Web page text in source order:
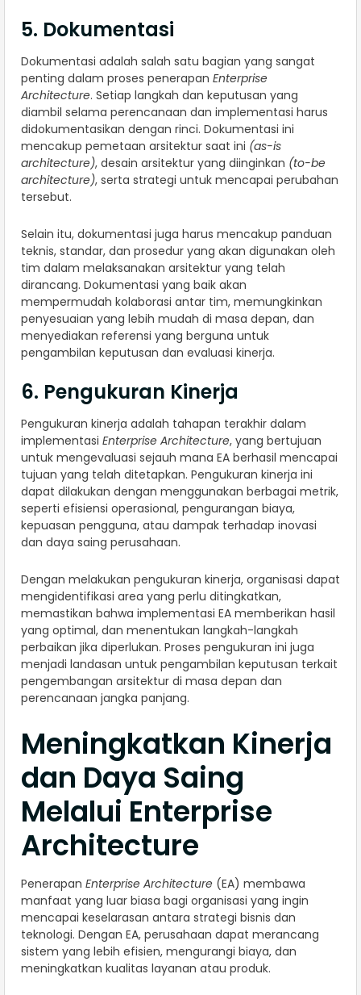
5. Dokumentasi
Dokumentasi adalah salah satu bagian yang sangat
penting dalam proses penerapan Enterprise
Architecture. Setiap langkah dan keputusan yang
diambil selama perencanaan dan implementasi harus
didokumentasikan dengan rinci. Dokumentasi ini
mencakup pemetaan arsitektur saat ini (as-is
architecture), desain arsitektur yang diinginkan (to-be
architecture), serta strategi untuk mencapai perubahan
tersebut.
Selain itu, dokumentasi juga harus mencakup panduan
teknis, standar, dan prosedur yang akan digunakan oleh
tim dalam melaksanakan arsitektur yang telah
dirancang. Dokumentasi yang baik akan
mempermudah kolaborasi antar tim, memungkinkan
penyesuaian yang lebih mudah di masa depan, dan
menyediakan referensi yang berguna untuk
pengambilan keputusan dan evaluasi kinerja.
6. Pengukuran Kinerja
Pengukuran kinerja adalah tahapan terakhir dalam
implementasi Enterprise Architecture, yang bertujuan
untuk mengevaluasi sejauh mana EA berhasil mencapai
tujuan yang telah ditetapkan. Pengukuran kinerja ini
dapat dilakukan dengan menggunakan berbagai metrik,
seperti efisiensi operasional, pengurangan biaya,
kepuasan pengguna, atau dampak terhadap inovasi
dan daya saing perusahaan.
Dengan melakukan pengukuran kinerja, organisasi dapat
mengidentifikasi area yang perlu ditingkatkan,
memastikan bahwa implementasi EA memberikan hasil
yang optimal, dan menentukan langkah-langkah
perbaikan jika diperlukan. Proses pengukuran ini juga
menjadi landasan untuk pengambilan keputusan terkait
pengembangan arsitektur di masa depan dan
perencanaan jangka panjang.
Meningkatkan Kinerja
dan Daya Saing
Melalui Enterprise
Architecture
Penerapan Enterprise Architecture (EA) membawa
manfaat yang luar biasa bagi organisasi yang ingin
mencapai keselarasan antara strategi bisnis dan
teknologi. Dengan EA, perusahaan dapat merancang
sistem yang lebih efisien, mengurangi biaya, dan
meningkatkan kualitas layanan atau produk.